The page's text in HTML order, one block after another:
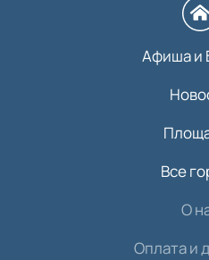
Афиша и
Все
О
Оплата и